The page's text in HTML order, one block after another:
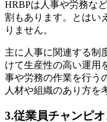
HRBPは人事や労務な
割もあります。とはい
りません。
主に人事に関連する制
けて生産性の高い運用
事や労務の作業を行う
人材や組織のあり方を
3.従業員チャンピオ